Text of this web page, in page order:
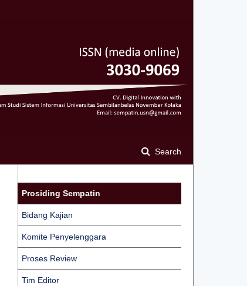
Search
Prosiding Sempatin
Bidang Kajian
Komite Penyelenggara
Proses Review
Tim Editor